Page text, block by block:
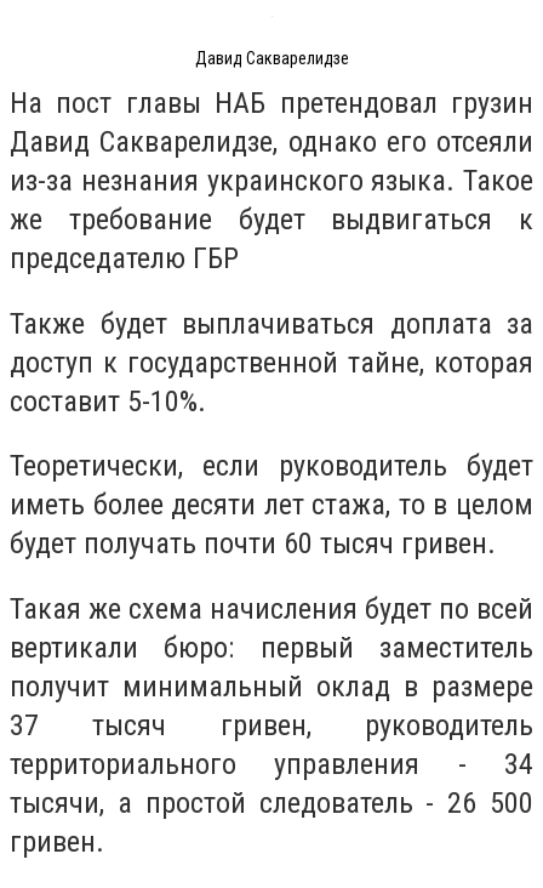
Давид Сакварелидзе
На пост главы НАБ претендовал грузин
Давид Сакварелидзе, однако его отсеяли
из-за незнания украинского языка. Такое
же требование будет выдвигаться к
председателю ГБР
Также будет выплачиваться доплата за
доступ к государственной тайне, которая
составит 5-10%.
Теоретически, если руководитель будет
иметь более десяти лет стажа, то в целом
будет получать почти 60 тысяч гривен.
Такая же схема начисления будет по всей
вертикали бюро: первый заместитель
получит минимальный оклад в размере
37 тысяч гривен, руководитель
территориального управления - 34
тысячи, а простой следователь - 26 500
гривен.